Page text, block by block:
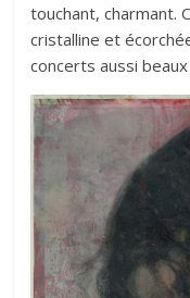
touchant, charmant.
cristalline et
concerts aussi